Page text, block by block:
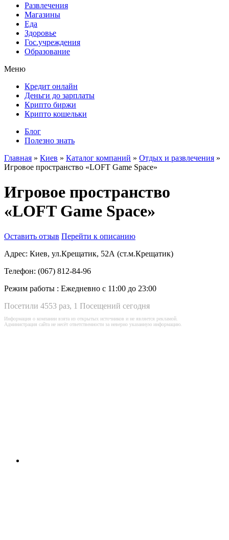
Развлечения
Магазины
Еда
Здоровье
Гос.учреждения
Образование
Меню
Кредит онлайн
Деньги до зарплаты
Крипто биржи
Крипто кошельки
Блог
Полезно знать
Главная » Киев » Каталог компаний » Отдых и развлечения »
Игровое пространство «LOFT Game Space»
Игровое пространство
«LOFT Game Space»
Оставить отзыв Перейти к описанию
Адрес: Киев, ул.Крещатик, 52А (ст.м.Крещатик)
Телефон: (067) 812-84-96
Режим работы : Ежедневно с 11:00 до 23:00
Посетили 4553 раз, 1 Посещений сегодня
Информация о компании взята из открытых источников и не является рекламой.
Администрация сайта не несёт ответственности за неверно указанную информацию.